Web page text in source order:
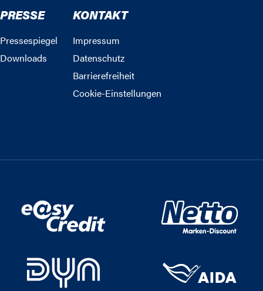
PRESSE
Pressespiegel
Downloads
KONTAKT
Impressum
Datenschutz
Barrierefreiheit
Cookie-Einstellungen